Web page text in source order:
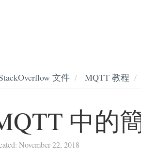
文件 MQTT 教程
中的
November-22, 2018